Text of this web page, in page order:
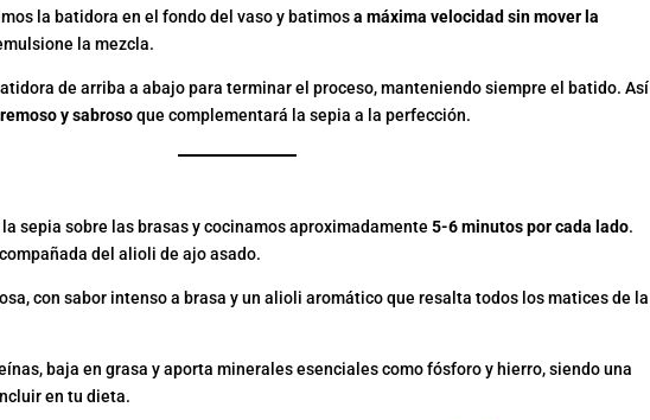
la batidora en el fondo del vaso y batimosa máxima velocidad sin mover la
la mezcla.
de arriba a abajo para terminar el proceso, manteniendo siempre el batido. Así
y sabrosoque complementará la sepia a la perfección.
sepia sobre las brasas y cocinamos aproximadamente5-6 minutos por cada lado.
del alioli de ajo asado.
con sabor intenso a brasa y un alioli aromático que resalta todos los matices de la
baja en grasa y aporta minerales esenciales como fósforo y hierro, siendo una
en tu dieta.